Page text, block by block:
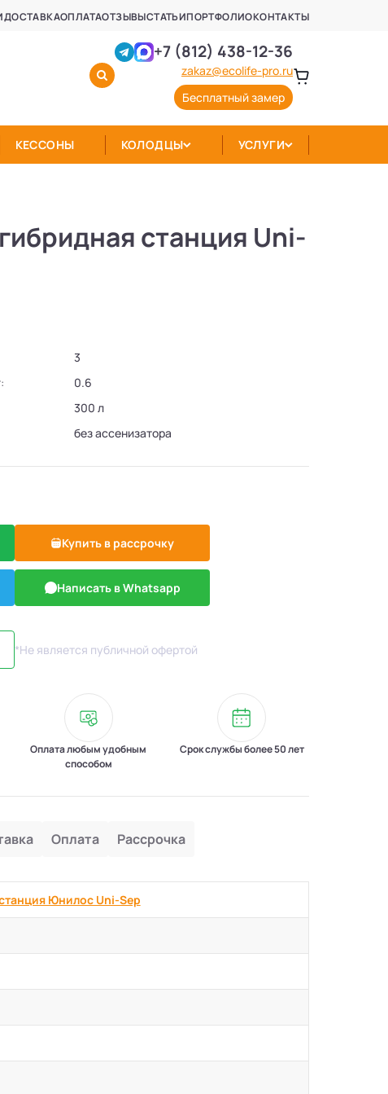
ДОСТАВКАОПЛАТАОТЗЫВЫСТАТЬИПОРТФОЛИОКОНТАКТЫ
+7 (812) 438-12-36
zakaz@ecolife-pro.ru
Бесплатный замер
КЕССОНЫ КОЛОДЦЫ УСЛУГИ
станция Uni-
3
0.6
300 л
без ассенизатора
Купить в рассрочку
Написать в Whatsapp
*Не является публичной офертой
Оплата любым удобным
способом
Срок службы более 50 лет
Оплата Рассрочка
Юнилос Uni-Sep